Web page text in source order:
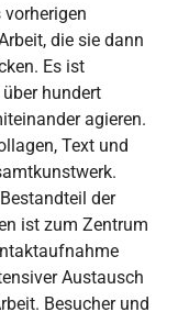
die sie dann
Es ist
hundert
agieren.
Text und
der
ist zum Zentrum
Austausch
Besucher und